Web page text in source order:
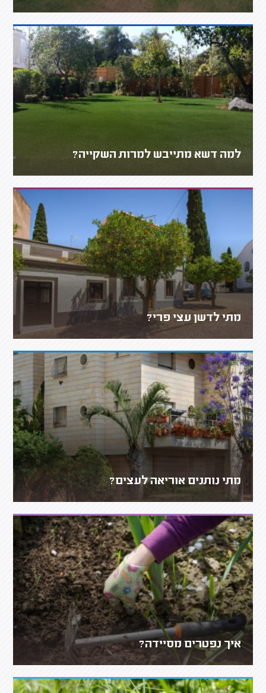
למה דשא מתייבש למרות השקייה?
מתי לדשן עצי פרי?
מתי נותנים אוריאה לעצים?
איך נפטרים מסיידה?